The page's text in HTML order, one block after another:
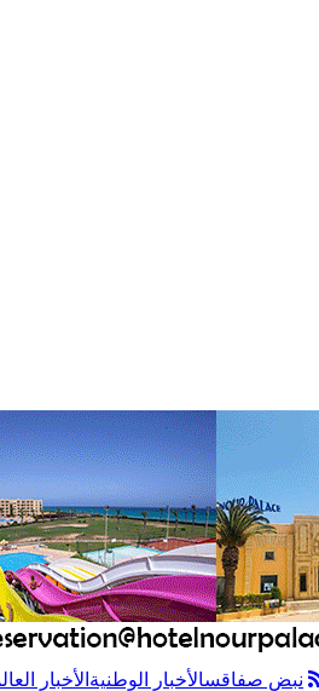
نبض صفاقسالأخبار الوطنية الأخبار